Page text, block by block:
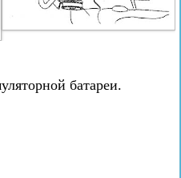
батареи.